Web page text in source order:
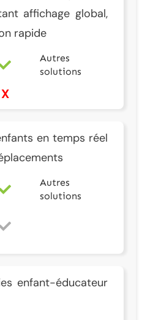
affichage global,
rapide
Autres
solutions
X
en temps réel
Autres
solutions
enfant-éducateur